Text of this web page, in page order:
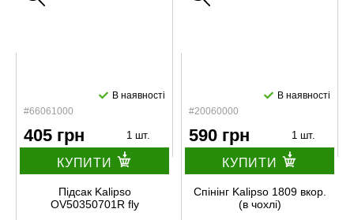
#66061000
В наявності
405 грн 1 шт.
КУПИТИ
Підсак Kalipso
OV50350701R fly
#20060000
В наявності
590 грн 1 шт.
КУПИТИ
Спінінг Kalipso 1809 вкор.
(в чохлі)